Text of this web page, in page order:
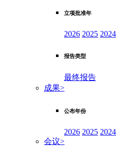
立项批准年
2026 2025 2024
报告类型
最终报告
成果>
公布年份
2026 2025 2024
会议>